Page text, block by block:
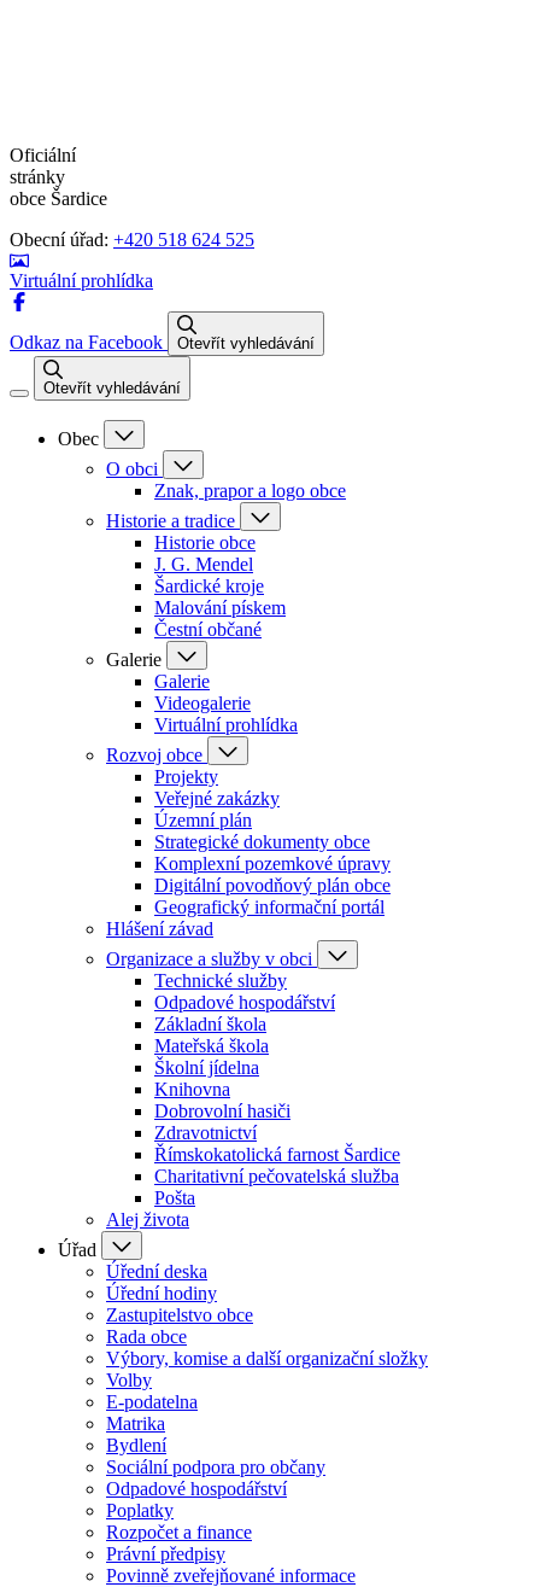
Oficiální
stránky
obce Šardice
Obecní úřad: +420 518 624 525
Virtuální prohlídka
Odkaz na Facebook Otevřít vyhledávání
Otevřít vyhledávání
Obec
O obci
Znak, prapor a logo obce
Historie a tradice
Historie obce
J. G. Mendel
Šardické kroje
Malování pískem
Čestní občané
Galerie
Galerie
Videogalerie
Virtuální prohlídka
Rozvoj obce
Projekty
Veřejné zakázky
Územní plán
Strategické dokumenty obce
Komplexní pozemkové úpravy
Digitální povodňový plán obce
Geografický informační portál
Hlášení závad
Organizace a služby v obci
Technické služby
Odpadové hospodářství
Základní škola
Mateřská škola
Školní jídelna
Knihovna
Dobrovolní hasiči
Zdravotnictví
Římskokatolická farnost Šardice
Charitativní pečovatelská služba
Pošta
Alej života
Úřad
Úřední deska
Úřední hodiny
Zastupitelstvo obce
Rada obce
Výbory, komise a další organizační složky
Volby
E-podatelna
Matrika
Bydlení
Sociální podpora pro občany
Odpadové hospodářství
Poplatky
Rozpočet a finance
Právní předpisy
Povinně zveřejňované informace